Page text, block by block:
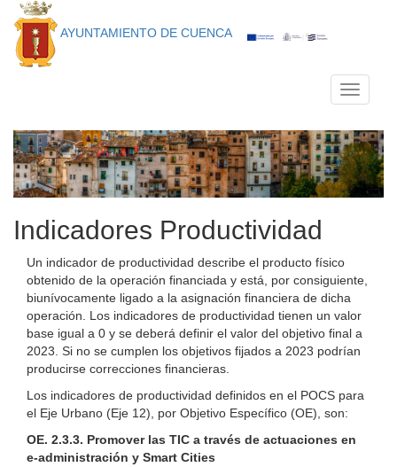
AYUNTAMIENTO DE CUENCA
Toggle
Indicadores Productividad
Un indicador de productividad describe el producto físico
obtenido de la operación financiada y está, por consiguiente,
biunívocamente ligado a la asignación financiera de dicha
operación. Los indicadores de productividad tienen un valor
base igual a 0 y se deberá definir el valor del objetivo final a
2023. Si no se cumplen los objetivos fijados a 2023 podrían
producirse correcciones financieras.
Los indicadores de productividad definidos en el POCS para
el Eje Urbano (Eje 12), por Objetivo Específico (OE), son:
OE. 2.3.3. Promover las TIC a través de actuaciones en
e-administración y Smart Cities